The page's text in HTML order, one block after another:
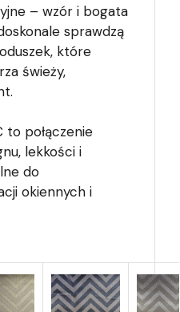
– wzór i bogata
sprawdzą
które
świeży,
to połączenie
lekkości i
do
okiennych i